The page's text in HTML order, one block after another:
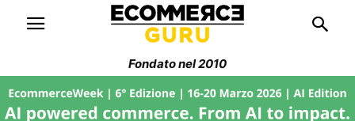
Fondato nel 2010